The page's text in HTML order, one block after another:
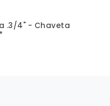
.3/4" - Chaveta